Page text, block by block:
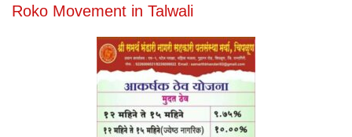
Roko Movement in Talwali